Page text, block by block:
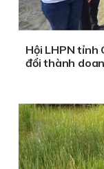
Hội LHPN tỉnh
đổi thành